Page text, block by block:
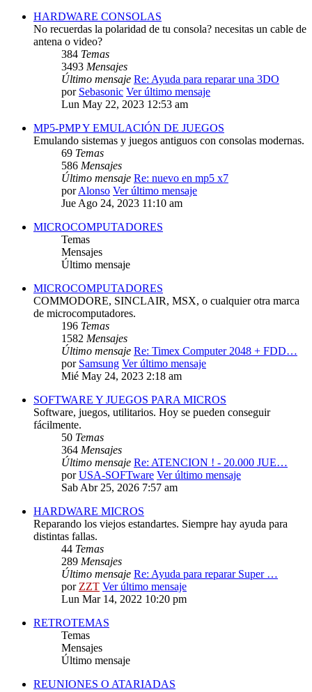
HARDWARE CONSOLAS
No recuerdas la polaridad de tu consola? necesitas un cable de
antena o video?
384 Temas
3493 Mensajes
Último mensaje Re: Ayuda para reparar una 3DO
por Sebasonic Ver último mensaje
Lun May 22, 2023 12:53 am
MP5-PMP Y EMULACIÓN DE JUEGOS
Emulando sistemas y juegos antiguos con consolas modernas.
69 Temas
586 Mensajes
Último mensaje Re: nuevo en mp5 x7
porAlonso Ver último mensaje
Jue Ago 24, 2023 11:10 am
MICROCOMPUTADORES
Temas
Mensajes
Último mensaje
MICROCOMPUTADORES
COMMODORE, SINCLAIR, MSX, o cualquier otra marca
de microcomputadores.
196 Temas
1582 Mensajes
Último mensaje Re: Timex Computer 2048 + FDD…
por Samsung Ver último mensaje
Mié May 24, 2023 2:18 am
SOFTWARE Y JUEGOS PARA MICROS
Software, juegos, utilitarios. Hoy se pueden conseguir
fácilmente.
50 Temas
364 Mensajes
Último mensaje Re: ATENCION ! - 20.000 JUE…
porUSA-SOFTware Ver último mensaje
Sab Abr 25, 2026 7:57 am
HARDWARE MICROS
Reparando los viejos estandartes. Siempre hay ayuda para
distintas fallas.
44 Temas
289 Mensajes
Último mensaje Re: Ayuda para reparar Super …
porZZT Ver último mensaje
Lun Mar 14, 2022 10:20 pm
RETROTEMAS
Temas
Mensajes
Último mensaje
REUNIONES O ATARIADAS